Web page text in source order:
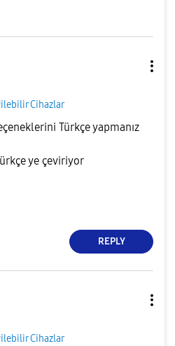
Cihazlar
Türkçe yapmanız
ye çeviriyor
REPLY
Cihazlar